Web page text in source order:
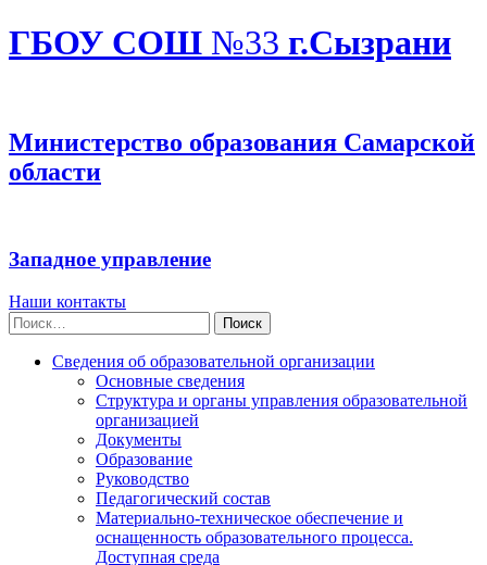
ГБОУ СОШ №33 г.Сызрани
Министерство образования Самарской
области
Западное управление
Наши контакты
Найти:
Сведения об образовательной организации
Основные сведения
Структура и органы управления образовательной
организацией
Документы
Образование
Руководство
Педагогический состав
Материально-техническое обеспечение и
оснащенность образовательного процесса.
Доступная среда